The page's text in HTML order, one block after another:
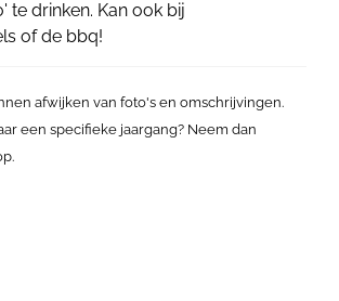
te drinken. Kan ook bij
of de bbq!
afwijken van foto's en omschrijvingen.
een specifieke jaargang? Neem dan